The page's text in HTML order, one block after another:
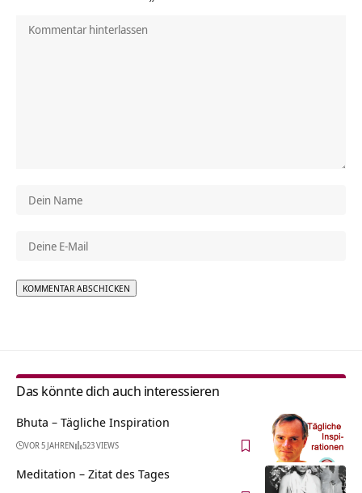
Das könnte dich auch interessieren
Bhuta – Tägliche Inspiration
VOR 5 JAHREN 523 VIEWS
Meditation – Zitat des Tages